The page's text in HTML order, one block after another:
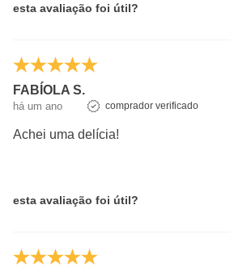
esta avaliação foi útil?
FABÍOLA S.
há um ano comprador verificado
Achei uma delícia!
esta avaliação foi útil?